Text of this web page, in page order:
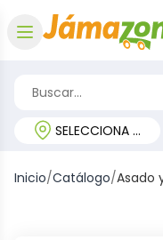
SELECCIONA TU
Inicio/Catálogo/Asado